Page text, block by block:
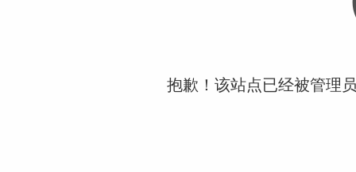
抱歉！该站点已经被管理